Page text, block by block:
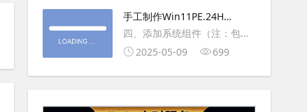
程).
不自觉地点赞收藏吧~包含内容
有：共享前的准备工作在设置
打印机共享之前，你得先确保
两台电脑
手工制作Win11PE.24H2
LTSC2024详细教程2
四、添加系统组件（注：包含
DWM、BitLocker解锁、MMC
第5卷提取以下文件到BOOT文
2025-05-09 699